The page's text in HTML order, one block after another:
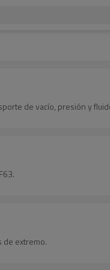
de vacío, presión y
de extremo.